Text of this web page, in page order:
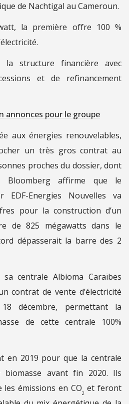
de Nachtigal au Cameroun.
la première offre 100 %
la structure financière avec
et de refinancement
annonces pour le groupe
aux énergies renouvelables,
un très gros contrat au
proches du dossier, dont
Bloomberg affirme que le
EDF-Energies Nouvelles va
pour la construction d’un
de 825 mégawatts dans le
dépasserait la barre des 2
centrale Albioma Caraïbes
contrat de vente d’électricité
décembre, permettant la
de cette centrale 100%
en 2019 pour que la centrale
avant fin 2020. Ils
émissions en CO2 et feront